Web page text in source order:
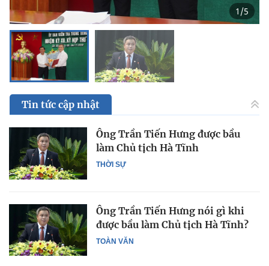
1 /5
Tin tức cập nhật
THỜI SỰ
Ông Trần Tiến Hưng được bầu
làm Chủ tịch Hà Tĩnh
TOÀN VĂN
Ông Trần Tiến Hưng nói gì khi
được bầu làm Chủ tịch Hà Tĩnh?